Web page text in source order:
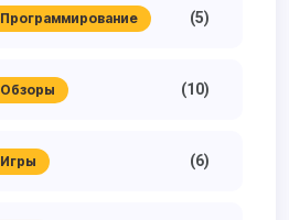
Программирование (5)
Обзоры (10)
Игры (6)